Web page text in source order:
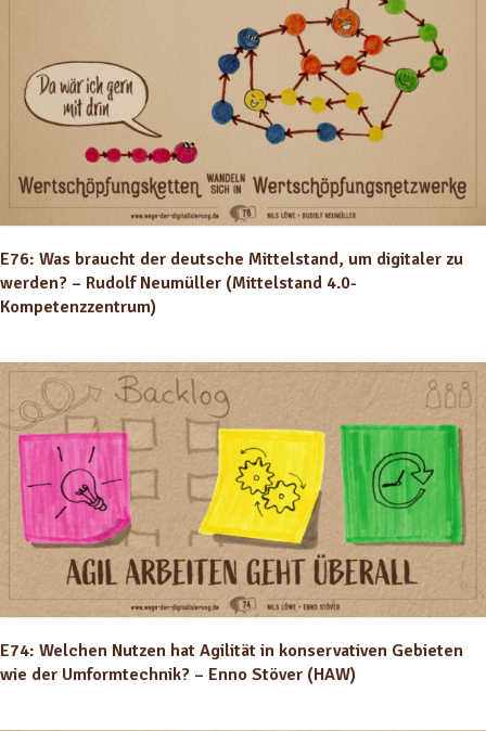
E76: Was braucht der deutsche Mittelstand, um digitaler zu
werden? – Rudolf Neumüller (Mittelstand 4.0-
Kompetenzzentrum)
E74: Welchen Nutzen hat Agilität in konservativen Gebieten
wie der Umformtechnik? – Enno Stöver (HAW)